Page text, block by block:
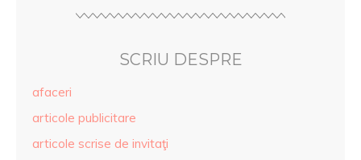
SCRIU DESPRE
afaceri
articole publicitare
articole scrise de invitaţi